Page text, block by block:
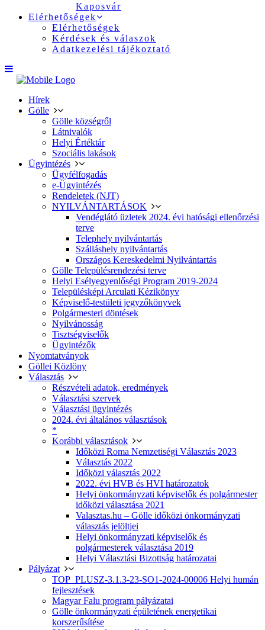
Kaposvár
Elérhetőségek
Elérhetőségek
Kérdések és válaszok
Adatkezelési tájékoztató
Hírek
Gölle
Gölle községről
Látnivalók
Helyi Értéktár
Szociális lakások
Ügyintézés
Ügyfélfogadás
e-Ügyintézés
Rendeletek (NJT)
NYILVÁNTARTÁSOK
Vendéglátó üzletek 2024. évi hatósági ellenőrzési
terve
Telephely nyilvántartás
Szálláshely nyilvántartás
Országos Kereskedelmi Nyilvántartás
Gölle Településrendezési terve
Helyi Esélyegyenlőségi Program 2019-2024
Településképi Arculati Kézikönyv
Képviselő-testületi jegyzőkönyvek
Polgármesteri döntések
Nyilvánosság
Tisztségviselők
Ügyintézők
Nyomtatványok
Göllei Közlöny
Választás
Részvételi adatok, eredmények
Választási szervek
Választási ügyintézés
2024. évi általános választások
*
Korábbi választások
Időközi Roma Nemzetiségi Választás 2023
Választás 2022
Időközi választás 2022
2022. évi HVB és HVI határozatok
Helyi önkormányzati képviselők és polgármester
időközi választása 2021
Valasztas.hu – Gölle időközi önkormányzati
választás jelöltjei
Helyi önkormányzati képviselők és
polgármesterek választása 2019
Helyi Választási Bizottság határozatai
Pályázat
TOP_PLUSZ-3.1.3-23-SO1-2024-00006 Helyi humán
fejlesztések
Magyar Falu program pályázatai
Gölle önkormányzati épületének energetikai
korszerűsítése